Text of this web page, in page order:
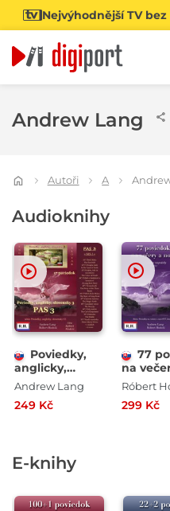
Nejvýhodnější TV bez
Andrew Lang
Autoři A
Audioknihy
Poviedky,
anglicky,
slovensky 3
Andrew Lang
249 Kč
77
na
noci
299 Kč
E-knihy